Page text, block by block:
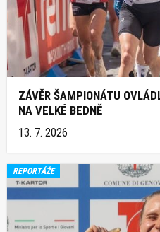
ZÁVĚR ŠAMPIONÁTU
NA VELKÉ BEDNĚ
13. 7. 2026
REPORTÁŽE